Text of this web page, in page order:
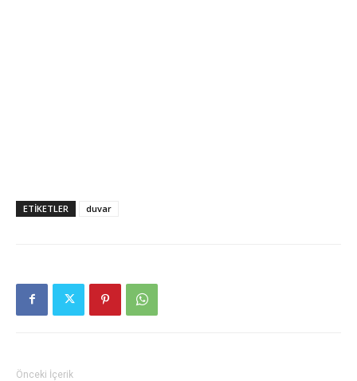
ETIKETLER duvar
Önceki İçerik